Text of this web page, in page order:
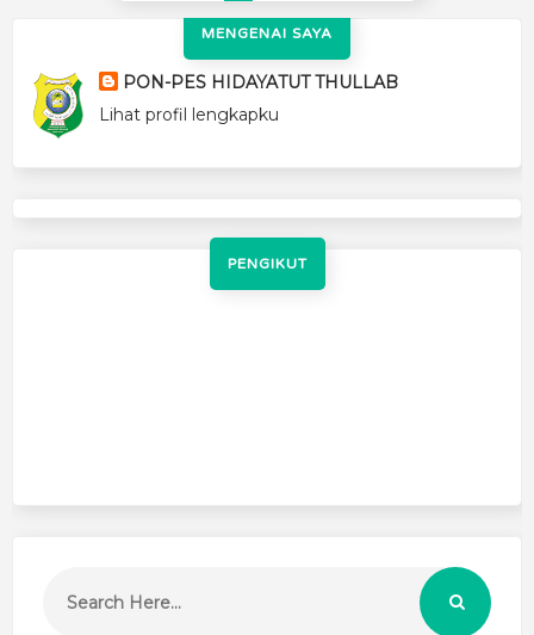
MENGENAI SAYA
PON-PES HIDAYATUT THULLAB
Lihat profil lengkapku
PENGIKUT